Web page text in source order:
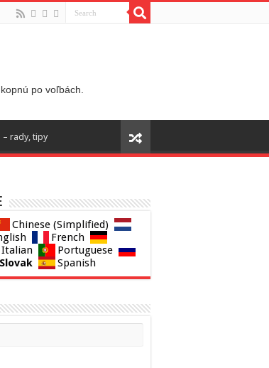
po voľbách.
– rady, tipy
Chinese (Simplified)
French
Italian
Portuguese
Slovak Spanish